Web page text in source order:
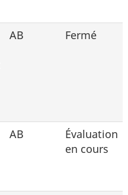
AB Fermé
AB
Évaluation
en cours